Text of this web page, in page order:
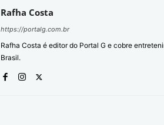
Rafha Costa
https://portalg.com.br
Rafha Costa é editor do Portal G e cobre
Brasil.